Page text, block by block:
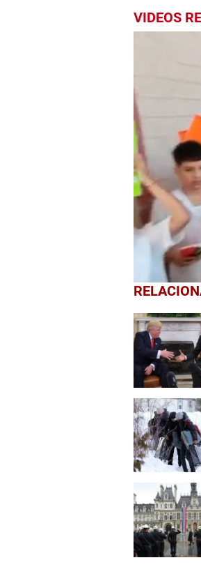
VIDEOS
0
seconds
1
minute,
56
seconds
0%